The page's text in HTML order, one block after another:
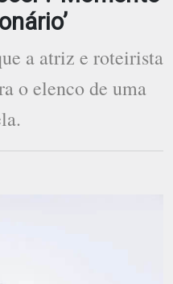
a atriz e roteirista
o elenco de uma